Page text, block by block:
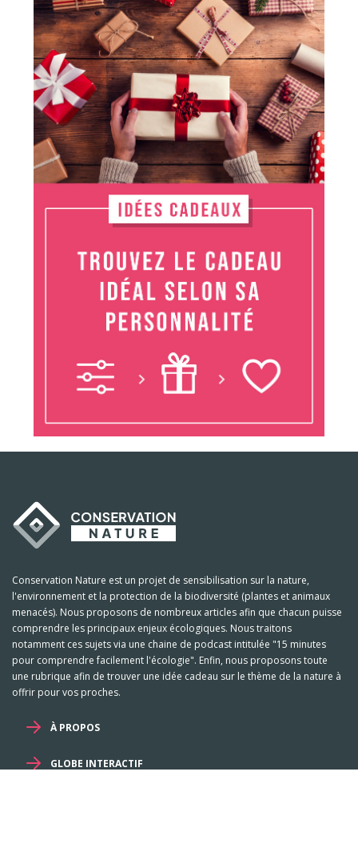
Conservation Nature est un projet de sensibilisation sur la nature,
l'environnement et la protection de la biodiversité (plantes et animaux
menacés). Nous proposons de nombreux articles afin que chacun puisse
comprendre les principaux enjeux écologiques. Nous traitons
notamment ces sujets via une chaine de podcast intitulée "15 minutes
pour comprendre facilement l'écologie". Enfin, nous proposons toute
une rubrique afin de trouver une idée cadeau sur le thème de la nature à
offrir pour vos proches.
À PROPOS
GLOBE INTERACTIF